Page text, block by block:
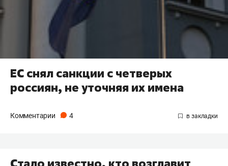
ЕС снял санкции с четверых
россиян, не уточняя их имена
Комментарии 4